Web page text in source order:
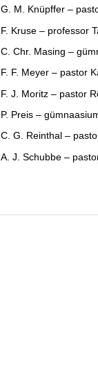
G. M. Knüpffer –
F. Kruse – professor
C. Chr. Masing –
F. F. Meyer – pastor
F. J. Moritz – pastor
P. Preis –
C. G. Reinthal –
A. J. Schubbe –